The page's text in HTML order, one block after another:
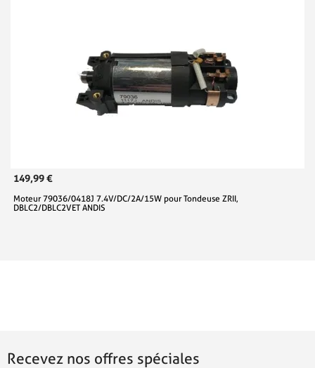
149,99 €
Moteur 79036/0418J 7.4V/DC/2A/15W pour Tondeuse ZRII,
DBLC2/DBLC2VET ANDIS
Recevez nos offres spéciales